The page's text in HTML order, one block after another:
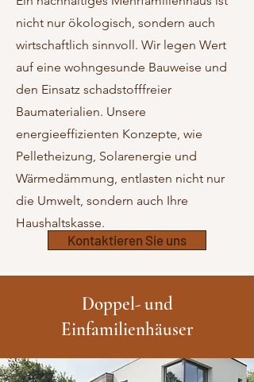
nicht nur ökologisch, sondern auch
wirtschaftlich sinnvoll. Wir legen Wert
auf eine wohngesunde Bauweise und
den Einsatz schadstofffreier
Baumaterialien. Unsere
energieeffizienten Konzepte, wie
Pelletheizung, Solarenergie und
Wärmedämmung, entlasten nicht nur
die Umwelt, sondern auch Ihre
Haushaltskasse.
Kontaktieren Sie uns
Doppel- und
Einfamilienhäuser